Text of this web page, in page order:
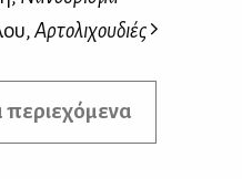
Αρτολιχουδιές